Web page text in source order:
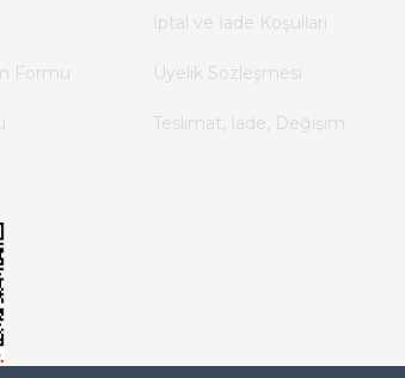
Formu
İptal ve İade Koşulları
Üyelik Sözleşmesi
Teslimat, İade, Değişim